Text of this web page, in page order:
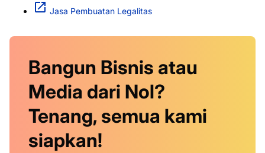
Jasa Pembuatan Legalitas
Bangun Bisnis atau
Media dari Nol?
Tenang, semua kami
siapkan!